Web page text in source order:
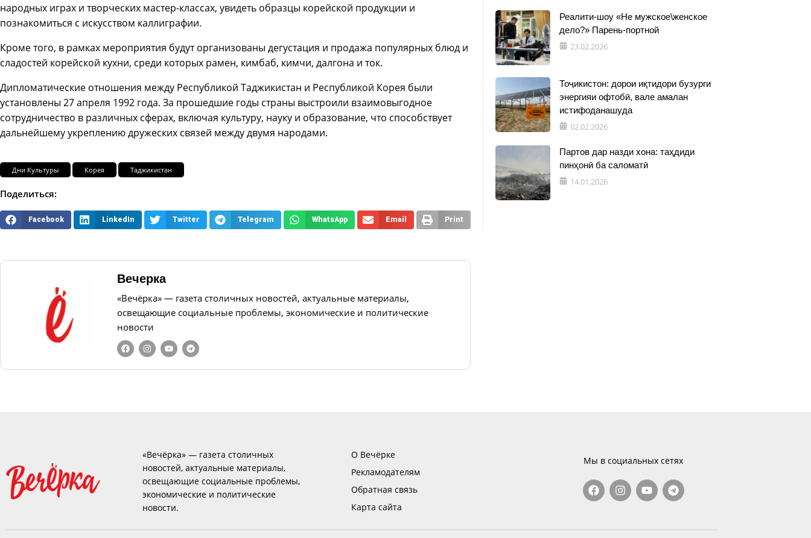
народных играх и творческих мастер-классах, увидеть образцы корейской продукции и
познакомиться с искусством каллиграфии.
Кроме того, в рамках мероприятия будут организованы дегустация и продажа популярных блюд и
сладостей корейской кухни, среди которых рамен, кимбаб, кимчи, далгона и ток.
Дипломатические отношения между Республикой Таджикистан и Республикой Корея были
установлены 27 апреля 1992 года. За прошедшие годы страны выстроили взаимовыгодное
сотрудничество в различных сферах, включая культуру, науку и образование, что способствует
дальнейшему укреплению дружеских связей между двумя народами.
Дни Культуры Корея Таджикистан
Поделиться:
Facebook LinkedIn Twitter Telegram WhatsApp Email Print
Вечерка
«Вечёрка» — газета столичных новостей, актуальные материалы,
освещающие социальные проблемы, экономические и политические
новости
Реалити-шоу «Не мужское\женское
дело?» Парень-портной
23.02.2026
Тоҷикистон: дорои иқтидори бузурги
энергияи офтобӣ, вале амалан
истифоданашуда
02.02.2026
Партов дар назди хона: таҳдиди
пинҳонӣ ба саломатӣ
14.01.2026
«Вечёрка» — газета столичных
новостей, актуальные материалы,
освещающие социальные проблемы,
экономические и политические
новости.
О Вечёрке
Рекламодателям
Обратная связь
Карта сайта
Мы в социальных сетях